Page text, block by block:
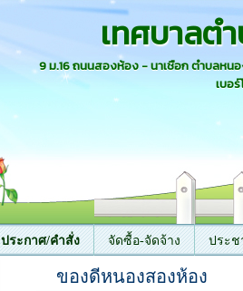
เทศบาลต
9 ม.16 ถนนสองห้อง - นาเชือก ตำบลห
เบอ
ประกาศ/คำสั่ง จัดซื้อ-จัดจ้าง ประช
ของดีหนองสองห้อง